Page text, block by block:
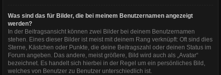
Was sind das für Bilder, die bei meinem Benutzernamen angezeigt
werden?
In der Beitragsansicht können zwei Bilder bei deinem Benutzernamen
stehen. Eines dieser Bilder ist meist mit deinem Rang verknüpft: Oft sind dies
Sterne, Kästchen oder Punkte, die deine Beitragszahl oder deinen Status im
Forum angeben. Das andere, meist größere, Bild wird auch als „Avatar“
bezeichnet. Es handelt sich hierbei in der Regel um ein persönliches Bild,
welches von Benutzer zu Benutzer unterschiedlich ist.